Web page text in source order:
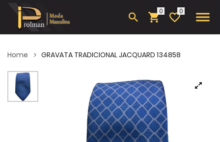
0
Home GRAVATA TRADICIONAL JACQUARD 134858